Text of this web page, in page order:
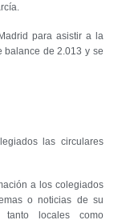
para asistir a la
balance de 2.013 y se
las circulares
a los colegiados
o noticias de su
tanto locales como